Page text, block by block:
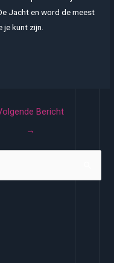
Jacht en word de meest
kunt zijn.
Bericht
→